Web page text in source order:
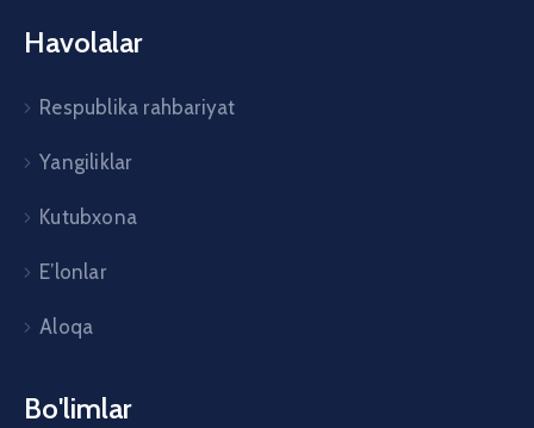
Havolalar
Respublika rahbariyat
Yangiliklar
Kutubxona
E’lonlar
Aloqa
Bo'limlar